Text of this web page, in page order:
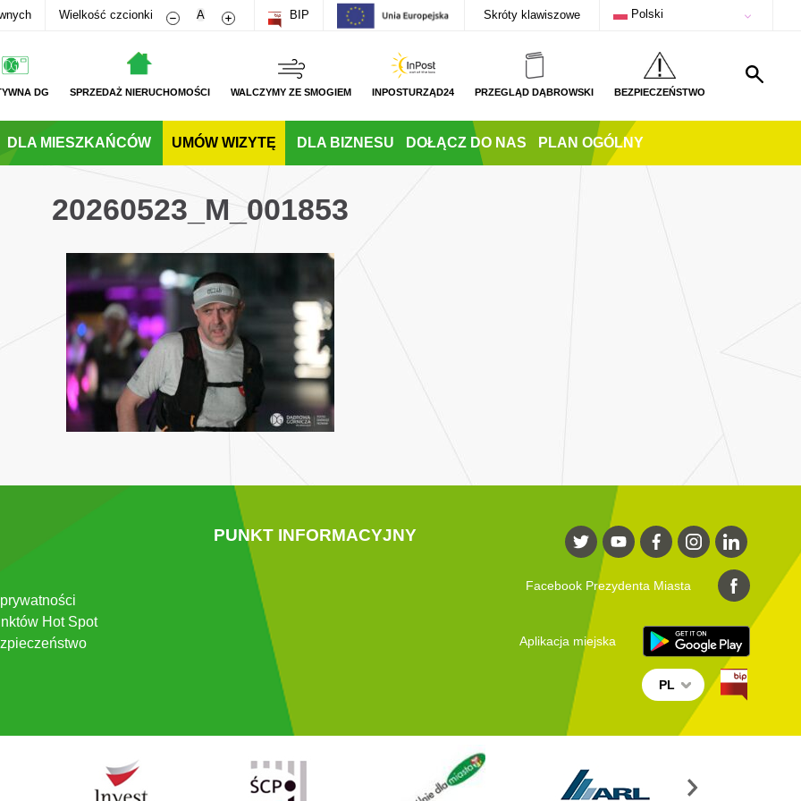
Wielkość czcionki Zmniejsz rozmiar czcionki
A Zwiększ rozmiar czcionki
BIP Skróty klawiszowe Polski
DG SPRZEDAŻ NIERUCHOMOŚCI WALCZYMY ZE SMOGIEM INPOSTURZĄD24 PRZEGLĄD DĄBROWSKI BEZPIECZEŃSTWO
DLA MIESZKAŃCÓW UMÓW WIZYTĘ DLA BIZNESU DOŁĄCZ DO NAS PLAN OGÓLNY
20260523_M_001853
Hot Spot
PUNKT INFORMACYJNY
Facebook Prezydenta Miasta
Aplikacja miejska
PL